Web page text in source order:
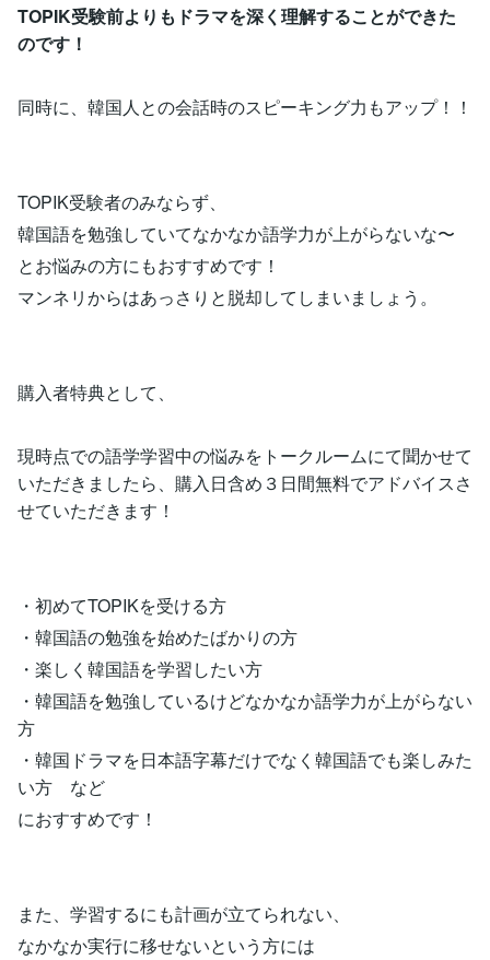
TOPIK受験前よりもドラマを深く理解することができた
のです！
同時に、韓国人との会話時のスピーキング力もアップ！！
TOPIK受験者のみならず、
韓国語を勉強していてなかなか語学力が上がらないな〜
とお悩みの方にもおすすめです！
マンネリからはあっさりと脱却してしまいましょう。
購入者特典として、
現時点での語学学習中の悩みをトークルームにて聞かせて
いただきましたら、購入日含め３日間無料でアドバイスさ
せていただきます！
・初めてTOPIKを受ける方
・韓国語の勉強を始めたばかりの方
・楽しく韓国語を学習したい方
・韓国語を勉強しているけどなかなか語学力が上がらない
方
・韓国ドラマを日本語字幕だけでなく韓国語でも楽しみた
い方 など
におすすめです！
また、学習するにも計画が立てられない、
なかなか実行に移せないという方には